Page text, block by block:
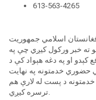
613-563-4265
اسلامي جمهوریت
ته خبر ورکول کیږي چې په
تر رفع کېدو او په دغه هېواد کې د
حضوري خدمتونه په نهایت
خدمتونه د پست له لارې هم
ترسره کیږي.